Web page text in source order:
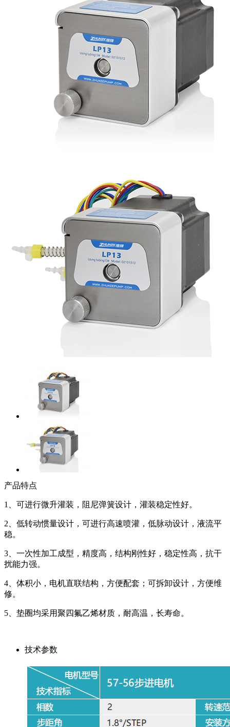
产品特点
1、可进行微升灌装，阻尼弹簧设计，灌装稳定性好。
2、低转动惯量设计，可进行高速喷灌，低脉动设计，液流平
稳。
3、一次性加工成型，精度高，结构刚性好，稳定性高，抗干
扰能力强。
4、体积小，电机直联结构，方便配套；可拆卸设计，方便维
修。
5、垫圈均采用聚四氟乙烯材质，耐高温，长寿命。
技术参数